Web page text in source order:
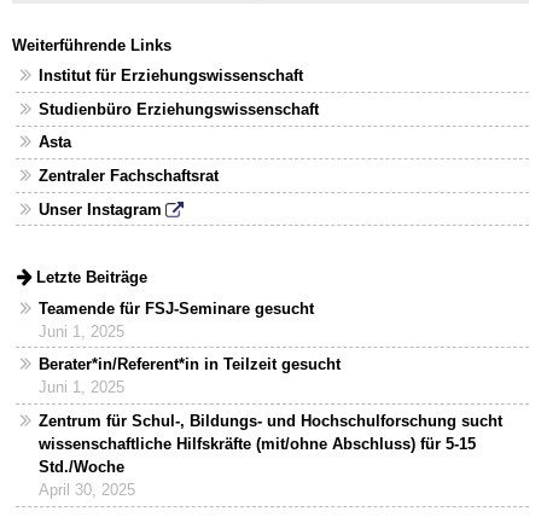
Weiterführende Links
Institut für Erziehungswissenschaft
Studienbüro Erziehungswissenschaft
Asta
Zentraler Fachschaftsrat
Unser Instagram
Letzte Beiträge
Teamende für FSJ-Seminare gesucht
Juni 1, 2025
Berater*in/Referent*in in Teilzeit gesucht
Juni 1, 2025
Zentrum für Schul-, Bildungs- und Hochschulforschung sucht
wissenschaftliche Hilfskräfte (mit/ohne Abschluss) für 5-15
Std./Woche
April 30, 2025